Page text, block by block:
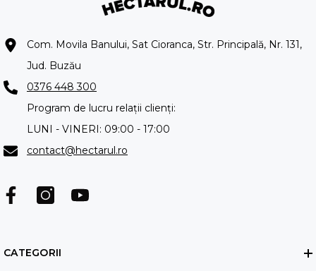
Com. Movila Banului, Sat Cioranca, Str. Principală, Nr. 131,
Jud. Buzău
0376 448 300
Program de lucru relații clienți:
LUNI - VINERI: 09:00 - 17:00
contact@hectarul.ro
CATEGORII